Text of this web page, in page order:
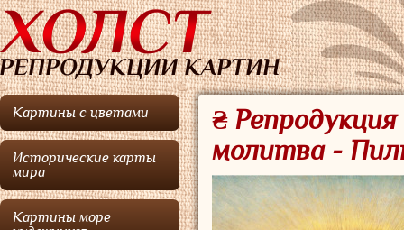
Картины с цветами
Исторические карты
мира
Картины море
₴
молитва -